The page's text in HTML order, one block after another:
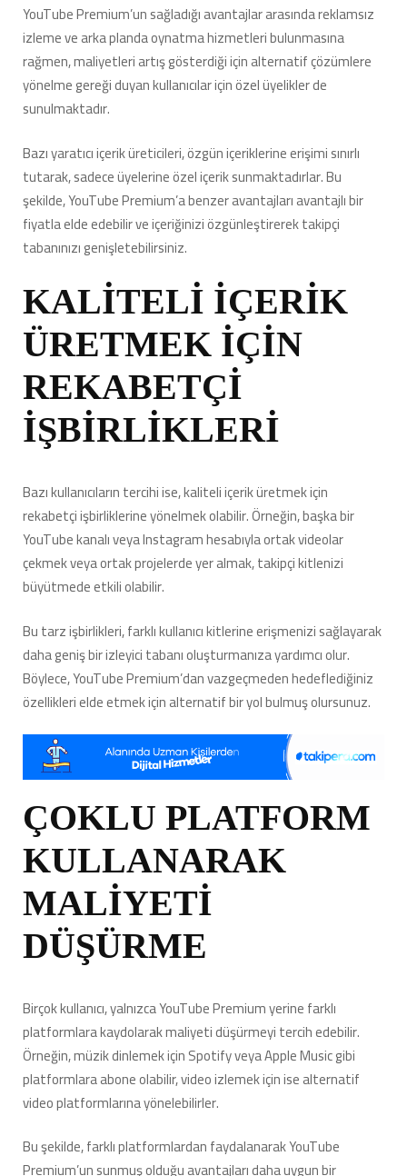
YouTube Premium’un sağladığı avantajlar arasında reklamsız
izleme ve arka planda oynatma hizmetleri bulunmasına
rağmen, maliyetleri artış gösterdiği için alternatif çözümlere
yönelme gereği duyan kullanıcılar için özel üyelikler de
sunulmaktadır.
Bazı yaratıcı içerik üreticileri, özgün içeriklerine erişimi sınırlı
tutarak, sadece üyelerine özel içerik sunmaktadırlar. Bu
şekilde, YouTube Premium’a benzer avantajları avantajlı bir
fiyatla elde edebilir ve içeriğinizi özgünleştirerek takipçi
tabanınızı genişletebilirsiniz.
KALİTELİ İÇERİK
ÜRETMEK İÇİN
REKABETÇİ
İŞBİRLİKLERİ
Bazı kullanıcıların tercihi ise, kaliteli içerik üretmek için
rekabetçi işbirliklerine yönelmek olabilir. Örneğin, başka bir
YouTube kanalı veya Instagram hesabıyla ortak videolar
çekmek veya ortak projelerde yer almak, takipçi kitlenizi
büyütmede etkili olabilir.
Bu tarz işbirlikleri, farklı kullanıcı kitlerine erişmenizi sağlayarak
daha geniş bir izleyici tabanı oluşturmanıza yardımcı olur.
Böylece, YouTube Premium’dan vazgeçmeden hedeflediğiniz
özellikleri elde etmek için alternatif bir yol bulmuş olursunuz.
ÇOKLU PLATFORM
KULLANARAK
MALİYETİ
DÜŞÜRME
Birçok kullanıcı, yalnızca YouTube Premium yerine farklı
platformlara kaydolarak maliyeti düşürmeyi tercih edebilir.
Örneğin, müzik dinlemek için Spotify veya Apple Music gibi
platformlara abone olabilir, video izlemek için ise alternatif
video platformlarına yönelebilirler.
Bu şekilde, farklı platformlardan faydalanarak YouTube
Premium’un sunmuş olduğu avantajları daha uygun bir